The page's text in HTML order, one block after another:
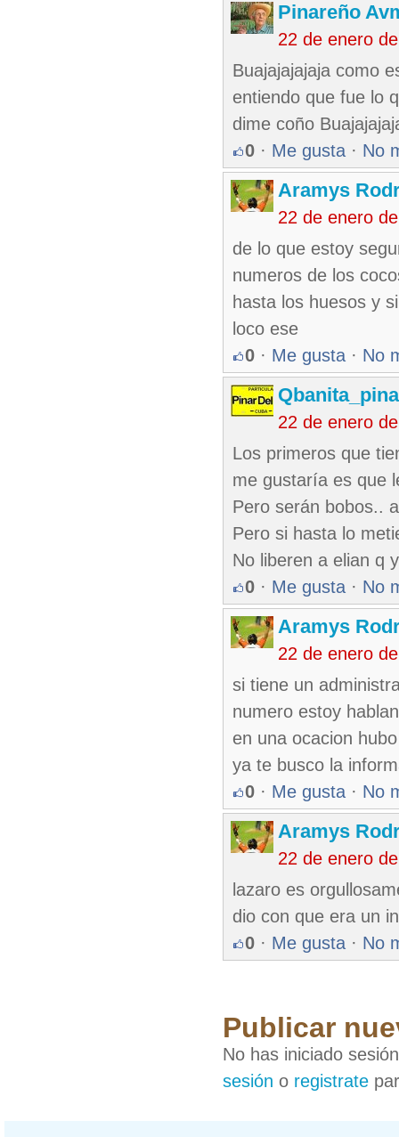
Pinareño
22 de enero
Buajajajajaja como
entiendo que fue lo
dime coño
0 · Me gusta · No
Aramys
22 de enero
de lo que estoy
numeros de los
hasta los huesos y
loco ese
0 · Me gusta · No
22 de enero
Los primeros que
me gustaría es que
Pero serán bobos..
Pero si hasta lo
No liberen a elian q
0 · Me gusta · No
Aramys
22 de enero
si tiene un
numero estoy
en una ocacion
ya te busco la
0 · Me gusta · No
Aramys
22 de enero
lazaro es
dio con que era un
0 · Me gusta · No
Publicar
No has iniciado
sesión o registrate